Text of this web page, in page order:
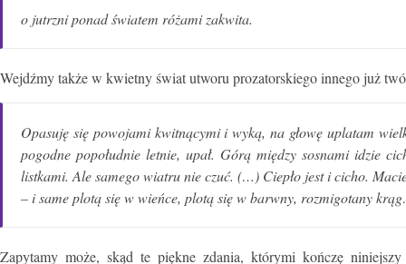
o jutrzni ponad światem różami zakwita.
Wejdźmy także w kwietny świat utworu prozatorskiego innego już
Opasuję się powojami kwitnącymi i wyką, na głowę uplatam
pogodne popołudnie letnie, upał. Górą między sosnami idzie
listkami. Ale samego wiatru nie czuć. (…) Ciepło jest i cicho.
– i same plotą się w wieńce, plotą się w barwny, rozmigotany
Zapytamy może, skąd te piękne zdania, którymi kończę